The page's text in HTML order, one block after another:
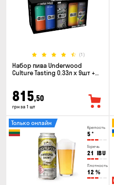
(1)
Набор пива Underwood
Culture Tasting 0.33л x 9шт +
815,50
грн за 1 шт
Крепость
5 °
Горечь
21 IBU
Плотность
12 %
Только онлайн